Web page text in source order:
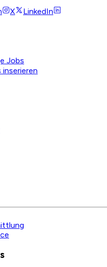
X LinkedIn
Jobs
inserieren